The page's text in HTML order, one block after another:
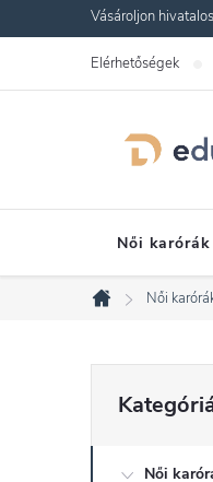
a
Vásároljon
Elérhetőségek
Női karórák
Kezdőlap
Női
O
l
átugrása
Női